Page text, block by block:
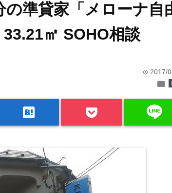
の準貸家「メローナ自
㎡ SOHO相談
time 2017/
folder
hatenabookmark line